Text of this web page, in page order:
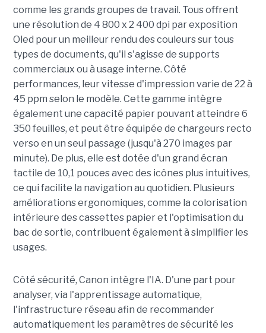
comme les grands groupes de travail. Tous offrent
une résolution de 4 800 x 2 400 dpi par exposition
Oled pour un meilleur rendu des couleurs sur tous
types de documents, qu'il s'agisse de supports
commerciaux ou à usage interne. Côté
performances, leur vitesse d'impression varie de 22 à
45 ppm selon le modèle. Cette gamme intègre
également une capacité papier pouvant atteindre 6
350 feuilles, et peut être équipée de chargeurs recto
verso en un seul passage (jusqu'à 270 images par
minute). De plus, elle est dotée d'un grand écran
tactile de 10,1 pouces avec des icônes plus intuitives,
ce qui facilite la navigation au quotidien. Plusieurs
améliorations ergonomiques, comme la colorisation
intérieure des cassettes papier et l'optimisation du
bac de sortie, contribuent également à simplifier les
usages.
Côté sécurité, Canon intègre l'IA. D'une part pour
analyser, via l'apprentissage automatique,
l'infrastructure réseau afin de recommander
automatiquement les paramètres de sécurité les